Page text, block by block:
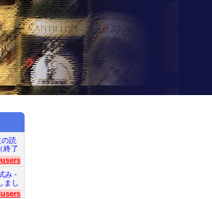
の読
終了
み -
まし